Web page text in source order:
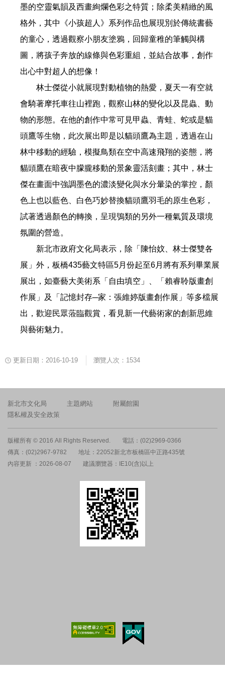
墨的空靈氣韻及西畫絢爛色彩之特質；除柔美精緻的風
格外，其中《小孩超人》系列作品也展現別於傳統書藝
的童心，透過觀察小朋友塗鴉，回歸童稚的筆觸與構
圖，將孩子奔放的線條與色彩重組，並結合故事，創作
出心中對超人的想像！
林士傑從小就展現對動植物的熱愛，夏天一有空就
會騎著摩托車往山裡跑，觀察山林的變化以及昆蟲、動
物的形態。在他的創作中常可見甲蟲、青蛙、蛇或是貓
頭鷹等生物，此次展出即是以貓頭鷹為主題，透過在山
林中移動的經驗，模擬鳥類在空中高速飛翔的姿態，將
貓頭鷹在暗夜中朦朧移動的景象靈活刻畫；其中，林士
傑在畫面中強調墨色的濃淡變化與水分暈染的掌控，顏
色上也以藍色、白色巧妙替換貓頭鷹羽毛的原生色彩，
試著透過顏色的轉換，呈現鴞類的另外一種氣質及環境
氛圍的營造。
新北市政府文化局表示，除「陳怡妏、林士傑雙各
展」外，板橋435藝文特區5月份起至6月將有系列畢業展
展出，如臺藝大美術系「自由填空」、「賴睿聆版畫創
作展」及「記憶封存─家：張維婷版畫創作展」等多檔展
出，歡迎民眾蒞臨觀賞，看見新一代藝術家的創新思維
與藝術魅力。
更新日期：2016-10-19 瀏覽人次：1534
新北市文化局 主題網站
附屬館園
隱私權及安全政策
版權所有 © 2016 All Rights Reserved.
電話：(02)2969-0366
傳真：(02)2967-9782
地址：22052新北市板橋區中正路435號
內容更新 ：2026-08-07
建議瀏覽器：IE10(含)以上